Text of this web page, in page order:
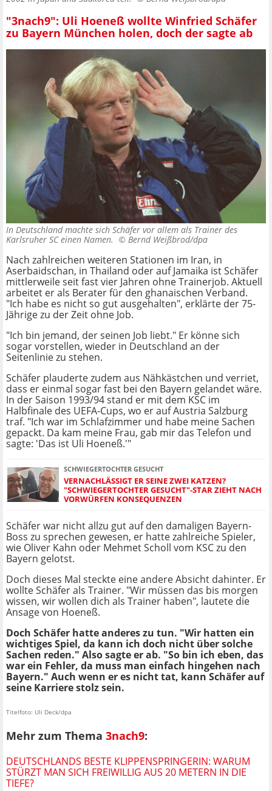
"3nach9": Uli Hoeneß wollte Winfried Schäfer
zu Bayern München holen, doch der sagte ab
In Deutschland machte sich Schäfer vor allem als Trainer des
Karlsruher SC einen Namen. © Bernd Weißbrod/dpa
Nach zahlreichen weiteren Stationen im Iran, in
Aserbaidschan, in Thailand oder auf Jamaika ist Schäfer
mittlerweile seit fast vier Jahren ohne Trainerjob. Aktuell
arbeitet er als Berater für den ghanaischen Verband.
"Ich habe es nicht so gut ausgehalten", erklärte der 75-
Jährige zu der Zeit ohne Job.
"Ich bin jemand, der seinen Job liebt." Er könne sich
sogar vorstellen, wieder in Deutschland an der
Seitenlinie zu stehen.
Schäfer plauderte zudem aus Nähkästchen und verriet,
dass er einmal sogar fast bei den Bayern gelandet wäre.
In der Saison 1993/94 stand er mit dem KSC im
Halbfinale des UEFA-Cups, wo er auf Austria Salzburg
traf. "Ich war im Schlafzimmer und habe meine Sachen
gepackt. Da kam meine Frau, gab mir das Telefon und
sagte: 'Das ist Uli Hoeneß.'"
SCHWIEGERTOCHTER GESUCHT
VERNACHLÄSSIGT ER SEINE ZWEI KATZEN?
"SCHWIEGERTOCHTER GESUCHT"-STAR ZIEHT NACH
VORWÜRFEN KONSEQUENZEN
Schäfer war nicht allzu gut auf den damaligen Bayern-
Boss zu sprechen gewesen, er hatte zahlreiche Spieler,
wie Oliver Kahn oder Mehmet Scholl vom KSC zu den
Bayern gelotst.
Doch dieses Mal steckte eine andere Absicht dahinter. Er
wollte Schäfer als Trainer. "Wir müssen das bis morgen
wissen, wir wollen dich als Trainer haben", lautete die
Ansage von Hoeneß.
Doch Schäfer hatte anderes zu tun. "Wir hatten ein
wichtiges Spiel, da kann ich doch nicht über solche
Sachen reden." Also sagte er ab. "So bin ich eben, das
war ein Fehler, da muss man einfach hingehen nach
Bayern." Auch wenn er es nicht tat, kann Schäfer auf
seine Karriere stolz sein.
Titelfoto: Uli Deck/dpa
Mehr zum Thema 3nach9:
DEUTSCHLANDS BESTE KLIPPENSPRINGERIN: WARUM
STÜRZT MAN SICH FREIWILLIG AUS 20 METERN IN DIE
TIEFE?